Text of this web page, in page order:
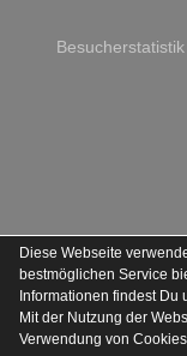
Besucherstatistik
Diese Webseite
bestmöglichen Service
Informationen findest Du
Mit der Nutzung der
Verwendung von